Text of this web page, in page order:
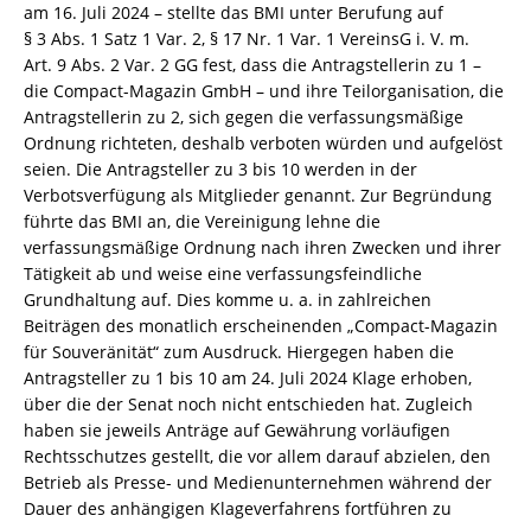
am 16. Juli 2024 – stellte das BMI unter Berufung auf
§ 3 Abs. 1 Satz 1 Var. 2, § 17 Nr. 1 Var. 1 VereinsG i. V. m.
Art. 9 Abs. 2 Var. 2 GG fest, dass die Antragstellerin zu 1 –
die Compact-Magazin GmbH – und ihre Teilorganisation, die
Antragstellerin zu 2, sich gegen die verfassungsmäßige
Ordnung richteten, deshalb verboten würden und aufgelöst
seien. Die Antragsteller zu 3 bis 10 werden in der
Verbotsverfügung als Mitglieder genannt. Zur Begründung
führte das BMI an, die Vereinigung lehne die
verfassungsmäßige Ordnung nach ihren Zwecken und ihrer
Tätigkeit ab und weise eine verfassungsfeindliche
Grundhaltung auf. Dies komme u. a. in zahlreichen
Beiträgen des monatlich erscheinenden „Compact-Magazin
für Souveränität“ zum Ausdruck. Hiergegen haben die
Antragsteller zu 1 bis 10 am 24. Juli 2024 Klage erhoben,
über die der Senat noch nicht entschieden hat. Zugleich
haben sie jeweils Anträge auf Gewährung vorläufigen
Rechtsschutzes gestellt, die vor allem darauf abzielen, den
Betrieb als Presse- und Medienunternehmen während der
Dauer des anhängigen Klageverfahrens fortführen zu